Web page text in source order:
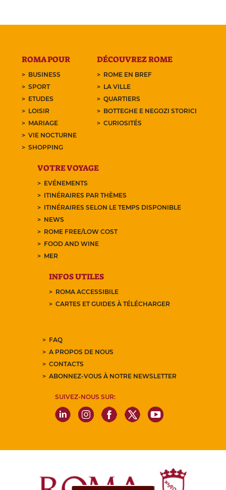
ROMA POUR
BUSINESS
SPORT
ETUDES
LOISIR
MARIAGE
VIE NOCTURNE
SHOPPING
DÉCOUVREZ ROME
ROME EN BREF
LA VILLE
QUARTIERS
BOTTEGHE E NEGOZI STORICI
CURIOSITÉS
VOTRE VOYAGE
EVÉNEMENTS
ITINÉRAIRES PAR THÈMES
ITINÉRAIRES SELON LE TEMPS DISPONIBLE
NEWS
ROME FREE/LOW COST
FOOD AND WINE
MER
INFOS UTILES
ROMA ACCESSIBILE
CARTES ET GUIDES À TÉLÉCHARGER
FAQ
A PROPOS DE NOUS
CONTACTS
ABONNEZ-VOUS À NOTRE NEWSLETTER
SUIVEZ-NOUS SUR: